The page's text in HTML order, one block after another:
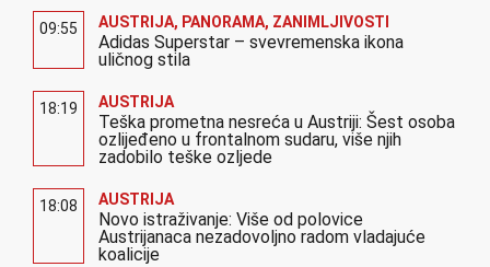
09:55 AUSTRIJA, PANORAMA, ZANIMLJIVOSTI
Adidas Superstar – svevremenska ikona
uličnog stila
18:19 AUSTRIJA
Teška prometna nesreća u Austriji: Šest osoba
ozlijeđeno u frontalnom sudaru, više njih
zadobilo teške ozljede
18:08 AUSTRIJA
Novo istraživanje: Više od polovice
Austrijanaca nezadovoljno radom vladajuće
koalicije